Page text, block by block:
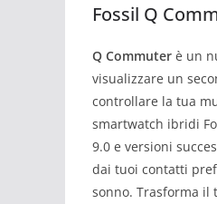
Fossil Q
Q Commuter è un
visualizzare un
controllare la tua
smartwatch ibridi
9.0 e versioni
dai tuoi contatti
sonno. Trasforma il